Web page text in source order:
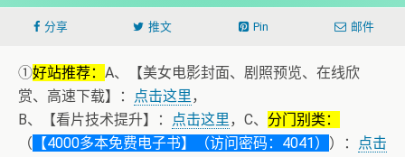
分享 推文 Pin 邮件
①好站推荐： A、【美女电影封面、剧照预览、在线欣
赏、高速下载】：
点击这里，
B、【看片技术提升】：
点击这里，C、 分门别类：
（ 【4000多本免费电子书】（访问密码：4041） ）：
点击